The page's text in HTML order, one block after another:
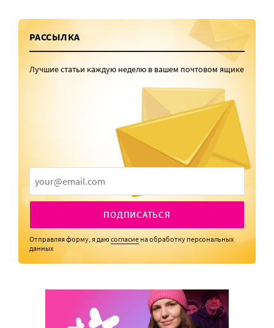
РАССЫЛКА
Лучшие статьи каждую неделю в вашем почтовом ящике
ПОДПИСАТЬСЯ
Отправляя форму, я даюсогласие на обработку персональных
данных